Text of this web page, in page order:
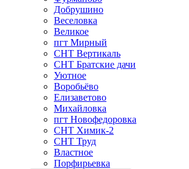
Добрушино
Веселовка
Великое
пгт Мирный
СНТ Вертикаль
СНТ Братские дачи
Уютное
Воробьёво
Елизаветово
Михайловка
пгт Новофедоровка
СНТ Химик-2
СНТ Труд
Властное
Порфирьевка